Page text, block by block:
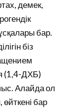
демек,
бар.
біз
(1,4-ДХБ)
Алайда ол
бар